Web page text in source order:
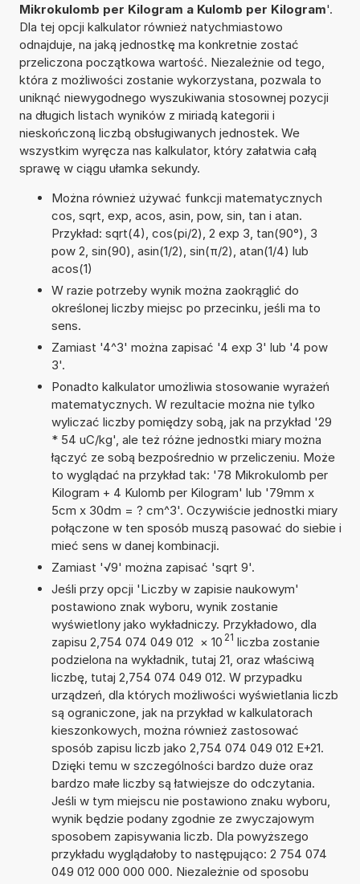
Mikrokulomb per Kilogram a Kulomb per Kilogram'.
Dla tej opcji kalkulator również natychmiastowo
odnajduje, na jaką jednostkę ma konkretnie zostać
przeliczona początkowa wartość. Niezależnie od tego,
która z możliwości zostanie wykorzystana, pozwala to
uniknąć niewygodnego wyszukiwania stosownej pozycji
na długich listach wyników z miriadą kategorii i
nieskończoną liczbą obsługiwanych jednostek. We
wszystkim wyręcza nas kalkulator, który załatwia całą
sprawę w ciągu ułamka sekundy.
Można również używać funkcji matematycznych
cos, sqrt, exp, acos, asin, pow, sin, tan i atan.
Przykład: sqrt(4), cos(pi/2), 2 exp 3, tan(90°), 3
pow 2, sin(90), asin(1/2), sin(π/2), atan(1/4) lub
acos(1)
W razie potrzeby wynik można zaokrąglić do
określonej liczby miejsc po przecinku, jeśli ma to
sens.
Zamiast '4^3' można zapisać '4 exp 3' lub '4 pow
3'.
Ponadto kalkulator umożliwia stosowanie wyrażeń
matematycznych. W rezultacie można nie tylko
wyliczać liczby pomiędzy sobą, jak na przykład '29
* 54 uC/kg', ale też różne jednostki miary można
łączyć ze sobą bezpośrednio w przeliczeniu. Może
to wyglądać na przykład tak: '78 Mikrokulomb per
Kilogram + 4 Kulomb per Kilogram' lub '79mm x
5cm x 30dm = ? cm^3'. Oczywiście jednostki miary
połączone w ten sposób muszą pasować do siebie i
mieć sens w danej kombinacji.
Zamiast '√9' można zapisać 'sqrt 9'.
Jeśli przy opcji 'Liczby w zapisie naukowym'
postawiono znak wyboru, wynik zostanie
wyświetlony jako wykładniczy. Przykładowo, dla
zapisu 2,754 074 049 012 × 10 21 liczba zostanie
podzielona na wykładnik, tutaj 21, oraz właściwą
liczbę, tutaj 2,754 074 049 012. W przypadku
urządzeń, dla których możliwości wyświetlania liczb
są ograniczone, jak na przykład w kalkulatorach
kieszonkowych, można również zastosować
sposób zapisu liczb jako 2,754 074 049 012 E+21.
Dzięki temu w szczególności bardzo duże oraz
bardzo małe liczby są łatwiejsze do odczytania.
Jeśli w tym miejscu nie postawiono znaku wyboru,
wynik będzie podany zgodnie ze zwyczajowym
sposobem zapisywania liczb. Dla powyższego
przykładu wyglądałoby to następująco: 2 754 074
049 012 000 000 000. Niezależnie od sposobu